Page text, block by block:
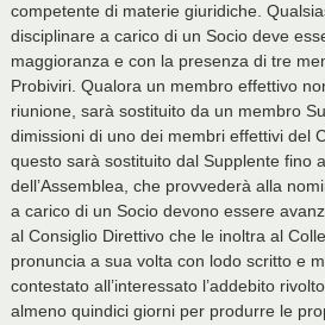
competente di materie giuridiche.
disciplinare a carico di un Socio deve
maggioranza e con la presenza di tre
Probiviri. Qualora un membro effettivo
riunione, sarà sostituito da un membro
dimissioni di uno dei membri effettivi del
questo sarà sostituito dal Supplente fino
dell’Assemblea, che provvederà alla
a carico di un Socio devono essere
al Consiglio Direttivo che le inoltra al
pronuncia a sua volta con lodo scritto e
contestato all’interessato l’addebito
almeno quindici giorni per produrre le